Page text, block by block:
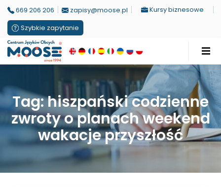
669 206 206 zapisy@moose.pl
Kursy biznesowe
Szybkie zapytanie
Tag: hiszpański codzienne
zwroty o planach weekend
wakacje przyszłość